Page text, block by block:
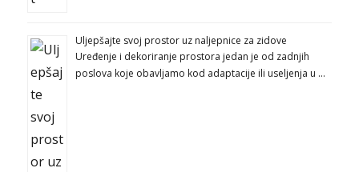
Uljepšajte svoj prostor uz naljepnice za zidove
Uređenje i dekoriranje prostora jedan je od zadnjih
poslova koje obavljamo kod adaptacije ili useljenja u …